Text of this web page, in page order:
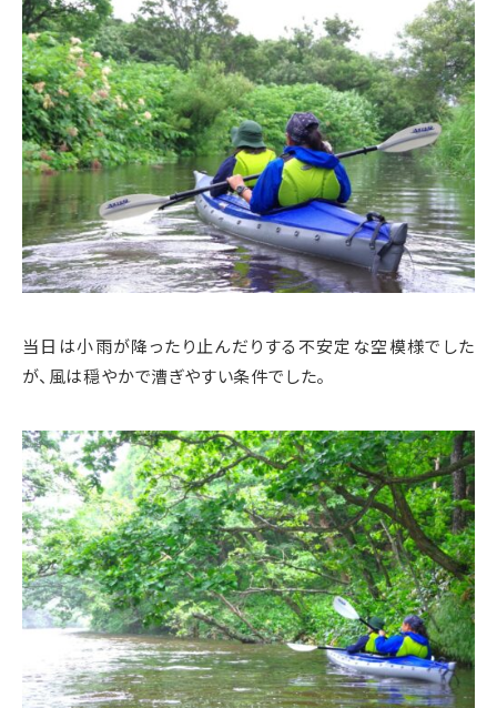
当日は小雨が降ったり止んだりする不安定な空模様でした
が、風は穏やかで漕ぎやすい条件でした。